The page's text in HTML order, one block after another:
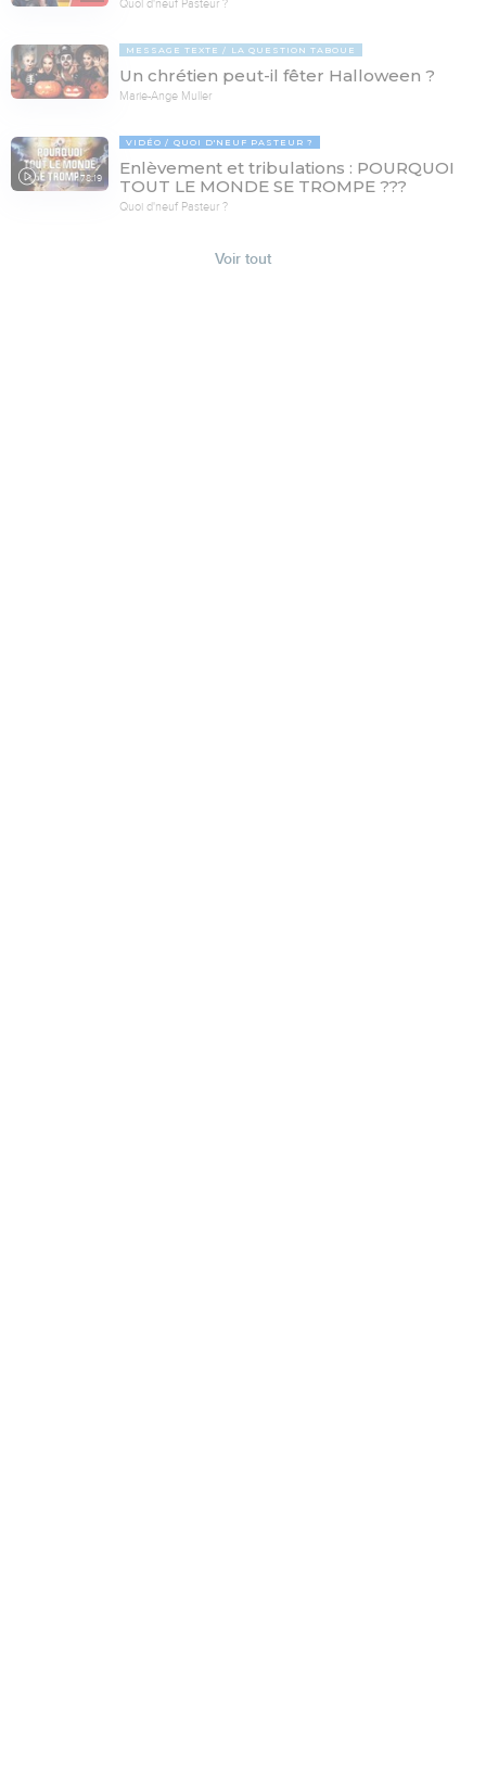
Quoi d'neuf Pasteur ?
MESSAGE TEXTE LA QUESTION TABOUE
Un chrétien peut-il fêter Halloween ?
Marie-Ange Muller
78:19
VIDÉO QUOI D'NEUF PASTEUR ?
Enlèvement et tribulations : POURQUOI
TOUT LE MONDE SE TROMPE ???
Quoi d'neuf Pasteur ?
Voir tout